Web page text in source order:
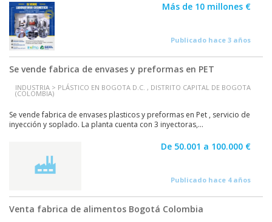
Más de 10 millones €
Publicado hace 3 años
Se vende fabrica de envases y preformas en PET
INDUSTRIA > PLÁSTICO EN BOGOTA D.C. , DISTRITO CAPITAL DE BOGOTA
(COLOMBIA)
Se vende fabrica de envases plasticos y preformas en Pet , servicio de
inyección y soplado. La planta cuenta con 3 inyectoras,...
De 50.001 a 100.000 €
Publicado hace 4 años
Venta fabrica de alimentos Bogotá Colombia